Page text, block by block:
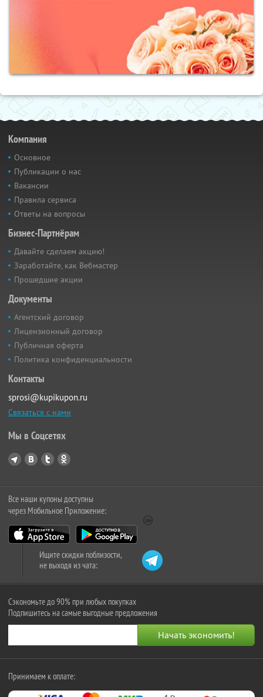
Компания
Основное
Публикации о нас
Вакансии
Правила сервиса
Ответы на вопросы
Бизнес-Партнёрам
Давайте сделаем акцию!
Заработайте, как Вебмастер
Прошедшие акции
Документы
Агентский договор
Лицензионный договор
Публичная оферта
Политика конфиденциальности
Контакты
sprosi@kupikupon.ru
Связаться с нами
Мы в Соцсетях
Все наши купоны доступны
через Мобильное Приложение:
Ищите скидки поблизости,
не выходя из чата:
Сэкономьте до 90% при любых покупках
Подпишитесь на самые выгодные предложения
Принимаем к оплате: